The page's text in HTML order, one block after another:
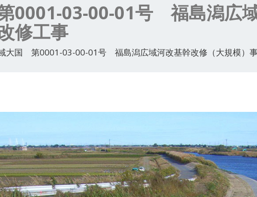
03-00-01号 福島潟広域
修工事
大国 第0001-03-00-01号 福島潟広域河改基幹改修（大規模）